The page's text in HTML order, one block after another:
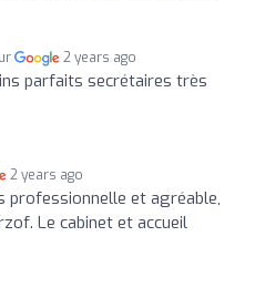
2 years ago
parfaits secrétaires très
2 years ago
professionnelle et agréable,
Le cabinet et accueil